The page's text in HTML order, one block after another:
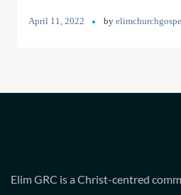
April 11, 2022 by
Elim GRC is a Christ-centred